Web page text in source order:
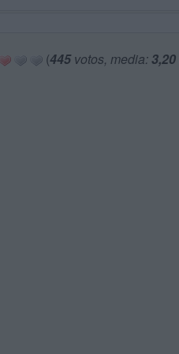
(445votos, media: 3,20